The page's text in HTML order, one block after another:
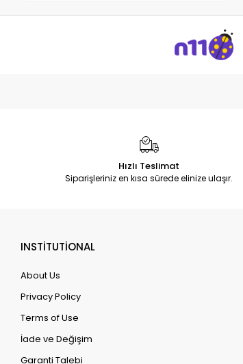
Hızlı Teslimat
Siparişleriniz en kısa sürede elinize ulaşır.
INSTİTUTİONAL
About Us
Privacy Policy
Terms of Use
İade ve Değişim
Garanti Talebi